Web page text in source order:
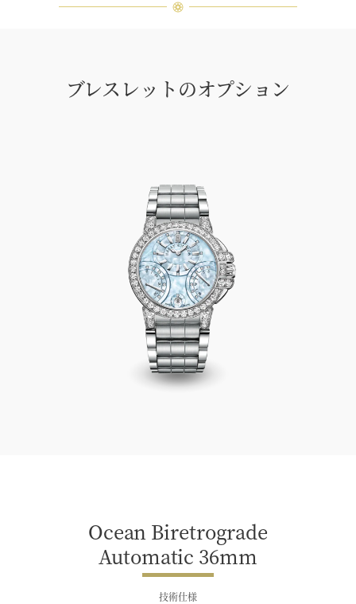
の個性を有する天然の素材であるた
でお問合せ下さい。
ブレスレットのオプション
Ocean Biretrograde
Automatic 36mm
技術仕様